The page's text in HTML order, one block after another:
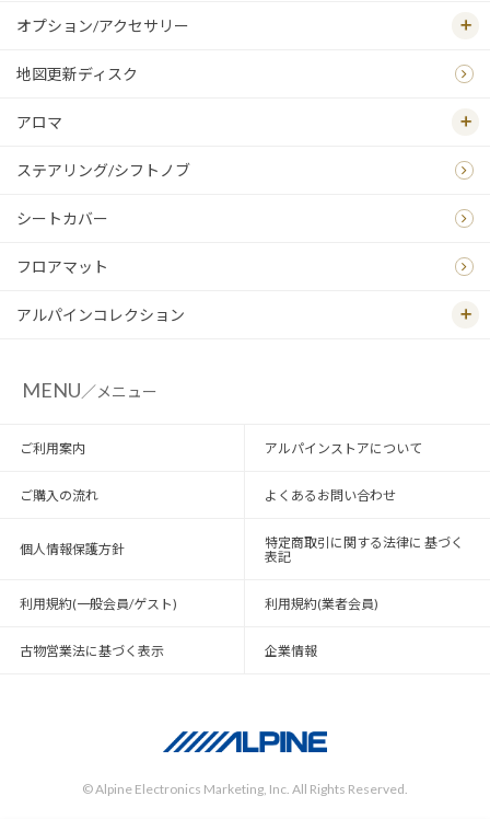
オプション/アクセサリー
地図更新ディスク
アロマ
ステアリング/シフトノブ
シートカバー
フロアマット
アルパインコレクション
MENU／メニュー
ご利用案内 アルパインストアについて
ご購入の流れ よくあるお問い合わせ
個人情報保護方針
特定商取引に関する法律に 基づく
表記
利用規約(一般会員/ゲスト) 利用規約(業者会員)
古物営業法に基づく表示 企業情報
© Alpine Electronics Marketing, Inc. All Rights Reserved.